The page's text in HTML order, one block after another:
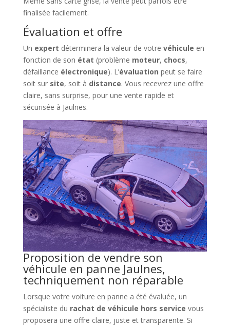
finalisée facilement.
Évaluation et offre
Un expert déterminera la valeur de votre véhicule en
fonction de son état (problème moteur, chocs,
défaillance électronique). L’évaluation peut se faire
soit sur site, soit à distance. Vous recevrez une offre
claire, sans surprise, pour une vente rapide et
sécurisée à Jaulnes.
Proposition de vendre son
véhicule en panne Jaulnes,
techniquement non réparable
Lorsque votre voiture en panne a été évaluée, un
spécialiste du rachat de véhicule hors service vous
proposera une offre claire, juste et transparente. Si